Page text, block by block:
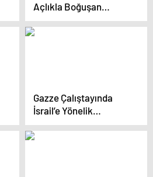
Açlıkla Boğuşan
Gazze’ye Yardım
Konvoyuna Ateş
Gazze Çalıştayında
İsrail’e Yönelik
Boykotların Önemi
Vurgulandı